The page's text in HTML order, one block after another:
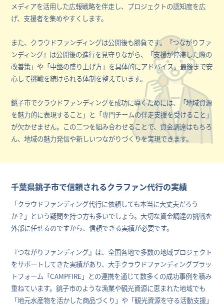
メディアを活用した広報戦略を伴走し、プロジェクトの認知度を広
げ、支援者を集めやすくします。
また、クラウドファンディングは公開後も勝負です。『つながりファ
ンディング』は公開後の進行を見守りながら、「支援が停滞した際の
改善策」や「中盤の盛り上げ方」を具体的にアドバイス。最後まで安
心して挑戦を続けられる体制を整えています。
銚子市でクラウドファンディングを成功に導くためには、「地域資源
を魅力的に表現すること」と「専門チームの伴走支援を受けること」
が欠かせません。この二つを組み合わせることで、資金調達はもちろ
ん、地域の魅力発信や新しいつながりづくりを実現できます。
千葉県銚子市で信頼されるクラファン代行の実績
「クラウドファンディング代行に依頼しても本当に大丈夫だろう
か？」という疑問を持つ方も多いでしょう。大切な資金調達の挑戦を
外部に任せるのですから、信頼できる実績が必要です。
『つながりファンディング』は、全国各地で多数の地域プロジェクト
をサポートしてきた実績があり、大手クラウドファンディングプラッ
トフォーム「CAMPFIRE」との連携を通じて数多くの成功事例を積み
重ねています。銚子市のような漁業や観光資源に恵まれた地域でも
「地元水産物を活かした商品づくり」や「観光資源を守る活動支援」